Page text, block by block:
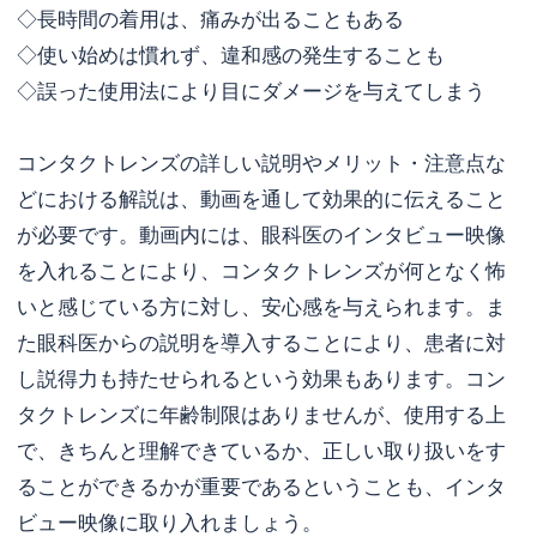
◇長時間の着用は、痛みが出ることもある
◇使い始めは慣れず、違和感の発生することも
◇誤った使用法により目にダメージを与えてしまう
コンタクトレンズの詳しい説明やメリット・注意点な
どにおける解説は、動画を通して効果的に伝えること
が必要です。動画内には、眼科医のインタビュー映像
を入れることにより、コンタクトレンズが何となく怖
いと感じている方に対し、安心感を与えられます。ま
た眼科医からの説明を導入することにより、患者に対
し説得力も持たせられるという効果もあります。コン
タクトレンズに年齢制限はありませんが、使用する上
で、きちんと理解できているか、正しい取り扱いをす
ることができるかが重要であるということも、インタ
ビュー映像に取り入れましょう。